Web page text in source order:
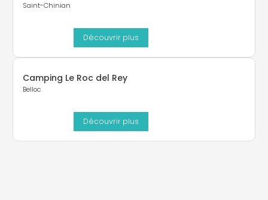
Saint-Chinian
Découvrir plus
Camping Le Roc del Rey
Belloc
Découvrir plus